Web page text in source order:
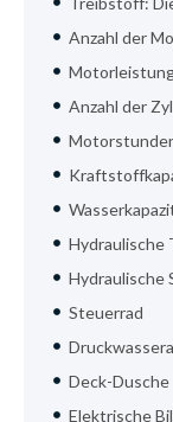
Anzahl der
Anzahl der
Hydraulische
Hydraulische
Steuerrad
Deck-Dusche
Elektrische